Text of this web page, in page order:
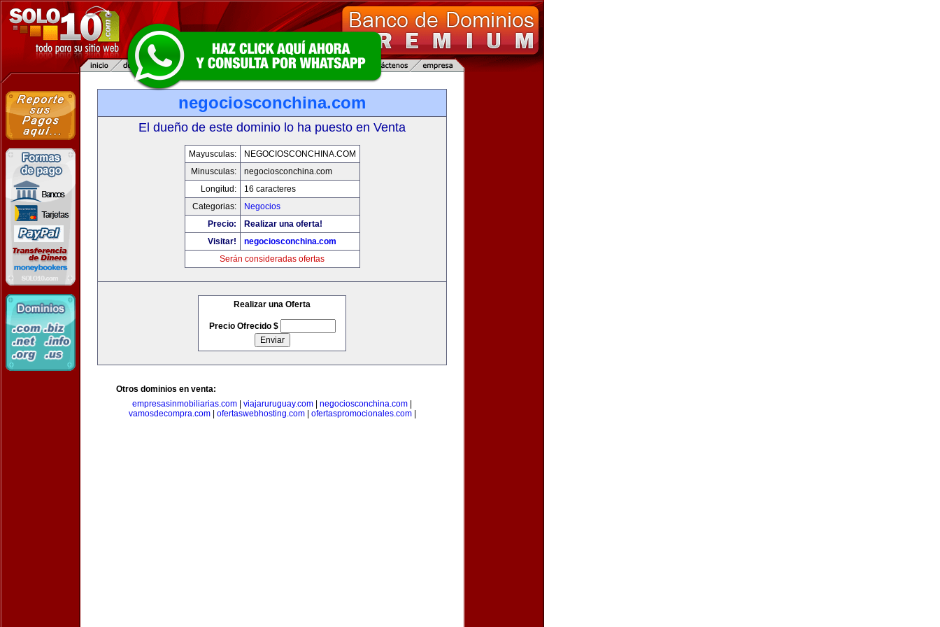
negociosconchina.com
El dueño de este dominio lo ha puesto en Venta
Mayusculas:
NEGOCIOSCONCHINA.COM
Minusculas:
negociosconchina.com
Longitud:
16 caracteres
Categorias:
Negocios
Precio:
Realizar una oferta!
Visitar!
negociosconchina.com
Serán consideradas ofertas
Realizar una Oferta
Precio Ofrecido $
Otros dominios en venta:
empresasinmobiliarias.com
viajaruruguay.com negociosconchina.com
vamosdecompra.com| ofertaswebhosting.com| ofertaspromocionales.com|